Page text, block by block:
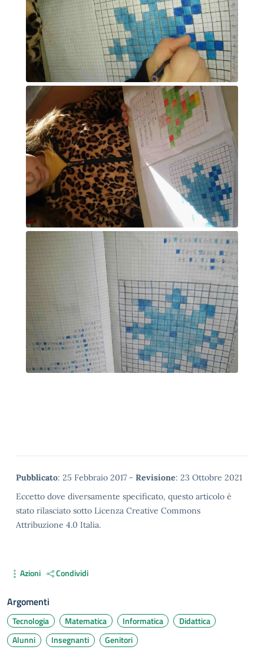
Metadata
Pubblicato: 25 Febbraio 2017 - Revisione: 23 Ottobre 2021
Eccetto dove diversamente specificato, questo articolo è
stato rilasciato sotto Licenza Creative Commons
Attribuzione 4.0 Italia.
Azioni Condividi
Argomenti
Tecnologia Matematica Informatica
Didattica
Alunni
Insegnanti Genitori